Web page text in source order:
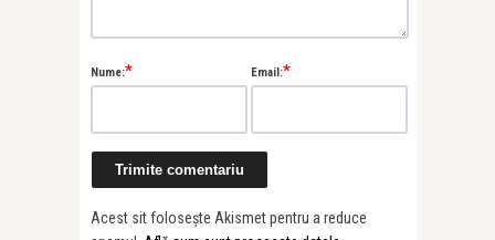
Nume:* Email:*
Acest sit folosește Akismet pentru a reduce